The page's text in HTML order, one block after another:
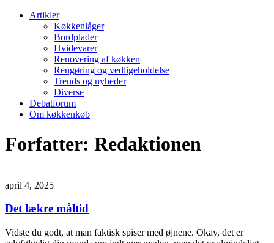
Artikler
Køkkenlåger
Bordplader
Hvidevarer
Renovering af køkken
Rengøring og vedligeholdelse
Trends og nyheder
Diverse
Debatforum
Om køkkenkøb
Forfatter: Redaktionen
april 4, 2025
Det lækre måltid
Vidste du godt, at man faktisk spiser med øjnene. Okay, det er